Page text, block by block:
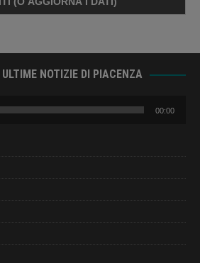
NOTIZIE DI PIACENZA
00:00